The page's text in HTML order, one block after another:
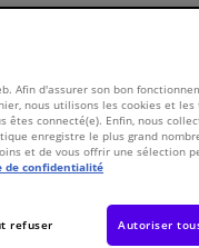
€ 547,30
Voir les
Afin d'assurer son bon
nous utilisons les cookies et les
connecté(e). Enfin, nous
enregistre le plus grand
et de vous offrir une sélection
de confidentialité
refuser Autoriser